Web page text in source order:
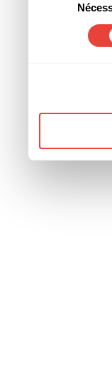
ont
consentement